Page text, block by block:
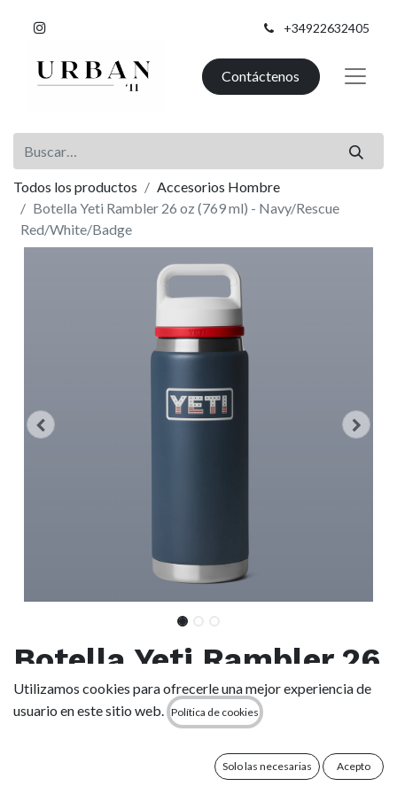
+34922632405
Contáctenos
Todos los productos
Accesorios Hombre
Botella Yeti Rambler 26 oz (769 ml) - Navy/Rescue
Red/White/Badge
Botella Yeti Rambler 26
oz (769 ml) -
Navy/Rescue
Red/White/Badge
Utilizamos cookies para ofrecerle una mejor experiencia de
usuario en este sitio web.
Política de cookies
Solo las necesarias Acepto